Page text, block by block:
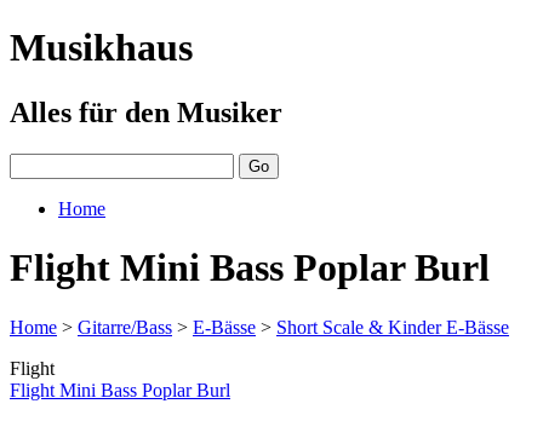
Musikhaus
Alles für den Musiker
Home
Flight Mini Bass Poplar Burl
Home > Gitarre/Bass > E-Bässe > Short Scale & Kinder E-Bässe
Flight
Flight Mini Bass Poplar Burl